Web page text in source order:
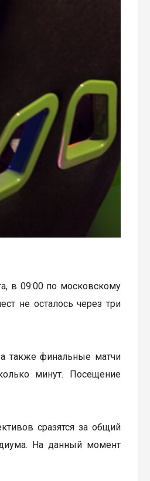
в 09:00 по московскому
не осталось через три
также финальные матчи
минут. Посещение
сразятся за общий
На данный момент